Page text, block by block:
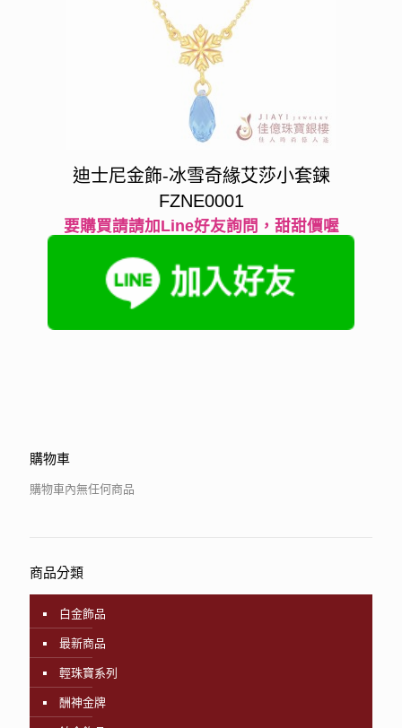
迪士尼金飾-冰雪奇緣艾莎小套鍊
FZNE0001
要購買請請加Line好友詢問，甜甜價喔
購物車
購物車內無任何商品
商品分類
白金飾品
最新商品
輕珠寶系列
酬神金牌